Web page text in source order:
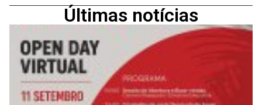
Últimas notícias